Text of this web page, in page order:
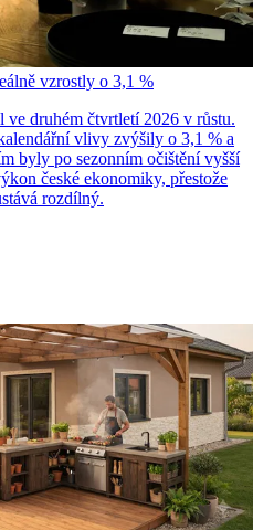
vzrostly o 3,1 %
ve druhém čtvrtletí 2026 v růstu.
vlivy zvýšily o 3,1 % a
byly po sezonním očištění vyšší
české ekonomiky, přestože
rozdílný.